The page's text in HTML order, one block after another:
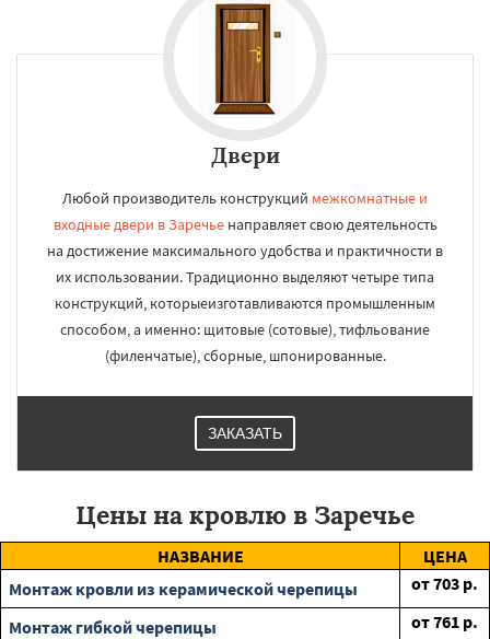
Двери
Любой производитель конструкций межкомнатные и
входные двери в Заречьенаправляет свою деятельность
на достижение максимального удобства и практичности в
их использовании. Традиционно выделяют четыре типа
конструкций, которыеизготавливаются промышленным
способом, а именно: щитовые (сотовые), тифльование
(филенчатые), сборные, шпонированные.
ЗАКАЗАТЬ
Цены на кровлю в Заречье
НАЗВАНИЕ
ЦЕНА
Монтаж кровли из керамической черепицы
от703 р.
Монтаж гибкой черепицы
от761 р.